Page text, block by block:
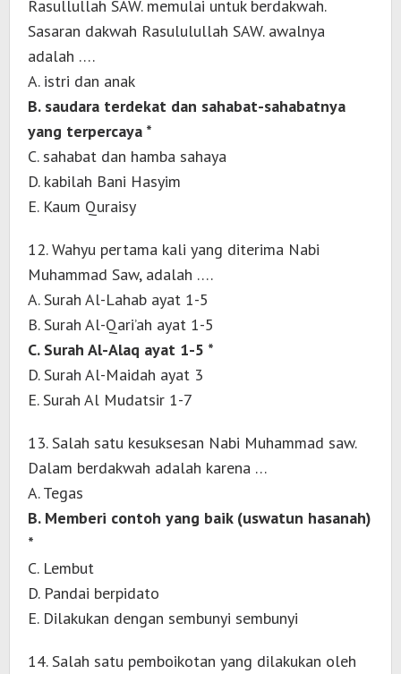
Rasullullah SAW. memulai untuk berdakwah.
Sasaran dakwah Rasululullah SAW. awalnya
adalah ….
A. istri dan anak
B. saudara terdekat dan sahabat-sahabatnya
yang terpercaya *
C. sahabat dan hamba sahaya
D. kabilah Bani Hasyim
E. Kaum Quraisy
12. Wahyu pertama kali yang diterima Nabi
Muhammad Saw, adalah ….
A. Surah Al-Lahab ayat 1-5
B. Surah Al-Qari’ah ayat 1-5
C. Surah Al-Alaq ayat 1-5 *
D. Surah Al-Maidah ayat 3
E. Surah Al Mudatsir 1-7
13. Salah satu kesuksesan Nabi Muhammad saw.
Dalam berdakwah adalah karena …
A. Tegas
B. Memberi contoh yang baik (uswatun hasanah)
*
C. Lembut
D. Pandai berpidato
E. Dilakukan dengan sembunyi sembunyi
14. Salah satu pemboikotan yang dilakukan oleh